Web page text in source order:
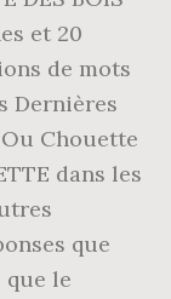
et 20
de mots
Dernières
Chouette
dans les
que
le